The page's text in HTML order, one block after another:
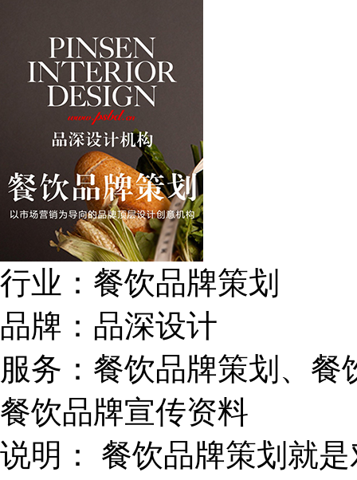
行业： 餐饮品牌策划
品牌： 品深设计
服务： 餐饮品牌策划、餐
餐饮品牌宣传资料
说明：
餐饮品牌策划就